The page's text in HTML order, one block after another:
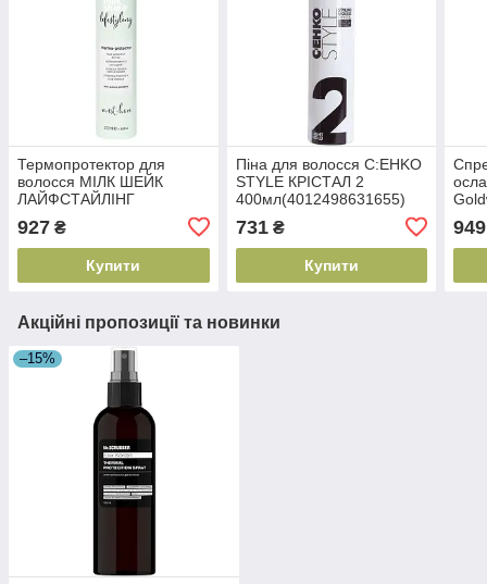
Термопротектор для
волосся МІЛК ШЕЙК
ЛАЙФСТАЙЛІНГ
927 ₴
Купити
Піна для волосся C:EHKO
STYLE КРІСТАЛ 2
400мл(4012498631655)
731₴
Купити
949
Акційні пропозиції та новинки
–15%